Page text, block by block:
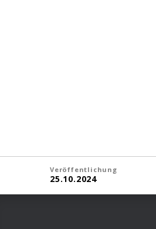
Veröffentlichung
25.10.2024